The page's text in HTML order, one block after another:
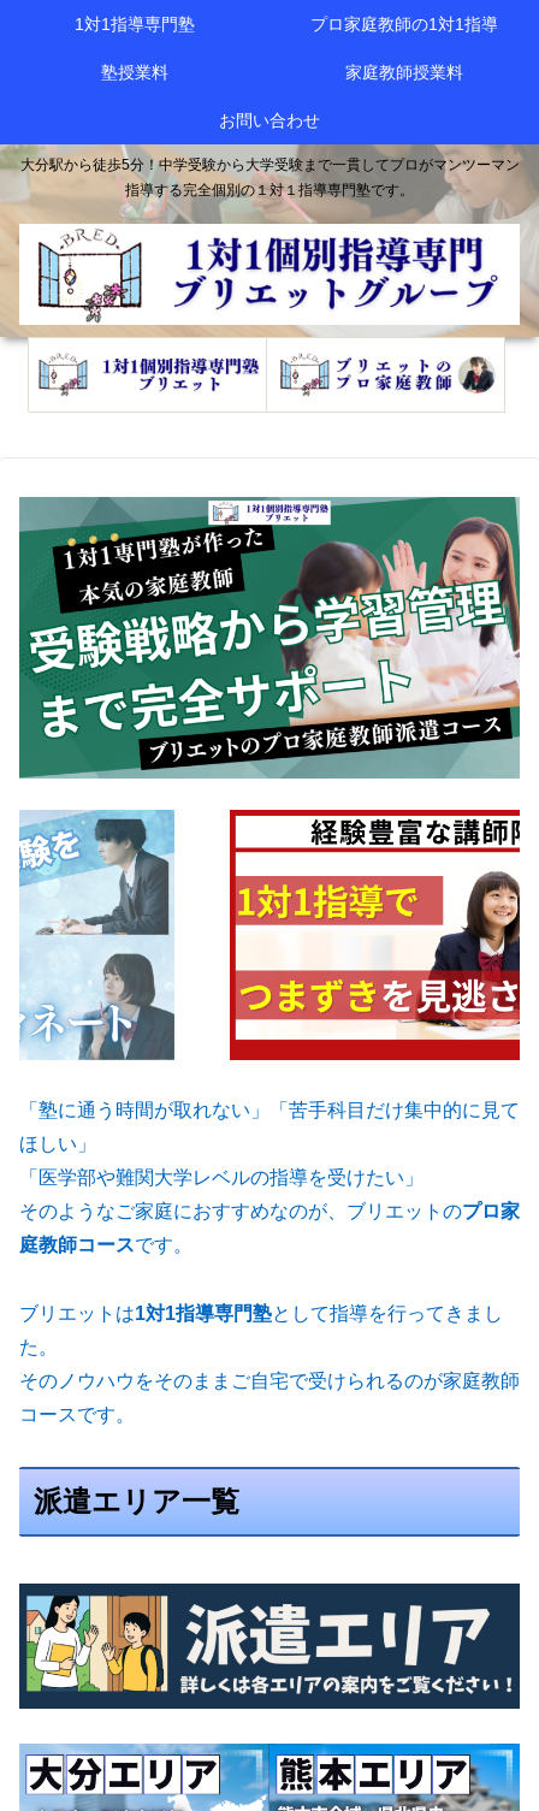
大分駅から徒歩5分！中学受験から大学受験まで一貫してプロがマンツーマン
指導する完全個別の１対１指導専門塾です。
1対1指導専門塾 プロ家庭教師の1対1指導
塾授業料 家庭教師授業料
お問い合わせ
「塾に通う時間が取れない」「苦手科目だけ集中的に見て
ほしい」
「医学部や難関大学レベルの指導を受けたい」
そのようなご家庭におすすめなのが、ブリエットのプロ家
庭教師コースです。
ブリエットは1対1指導専門塾として指導を行ってきまし
た。
そのノウハウをそのままご自宅で受けられるのが家庭教師
コースです。
派遣エリア一覧